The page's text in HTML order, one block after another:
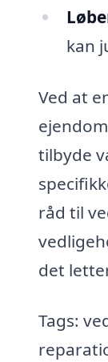
kan
Ved at
tilbyde
råd til
det
Tags: